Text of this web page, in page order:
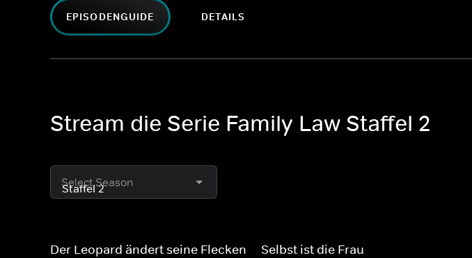
EPISODENGUIDE DETAILS
Stream die Serie Family Law Staffel 2
Select Season
Der Leopard ändert seine Flecken
Selbst ist die Frau